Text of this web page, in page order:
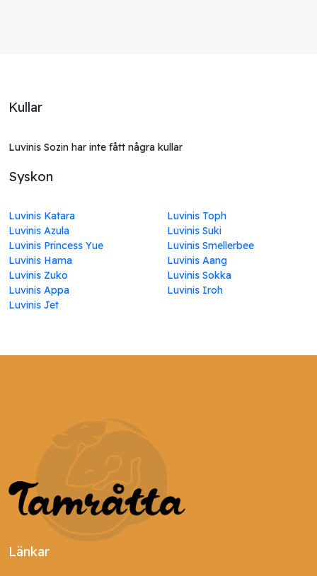
Kullar
Luvinis Sozin har inte fått några kullar
Syskon
Luvinis Katara
Luvinis Toph
Luvinis Azula
Luvinis Suki
Luvinis Princess Yue
Luvinis Smellerbee
Luvinis Hama
Luvinis Aang
Luvinis Zuko
Luvinis Sokka
Luvinis Appa
Luvinis Iroh
Luvinis Jet
Länkar